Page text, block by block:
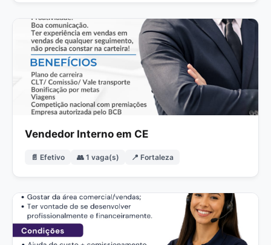
Vendedor Interno em CE
📄 Efetivo 👥 1 vaga(s) 📍 Fortaleza